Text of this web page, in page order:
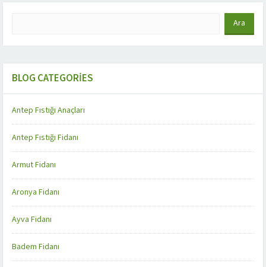
BLOG CATEGORIES
Antep Fıstığı Anaçları
Antep Fıstığı Fidanı
Armut Fidanı
Aronya Fidanı
Ayva Fidanı
Badem Fidanı